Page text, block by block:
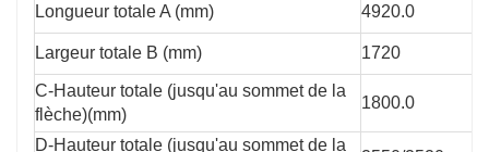
Longueur totale A (mm) 4920.0
Largeur totale B (mm) 1720
C-Hauteur totale (jusqu'au sommet de la
flèche)(mm)
1800.0
D-Hauteur totale (jusqu'au sommet de la